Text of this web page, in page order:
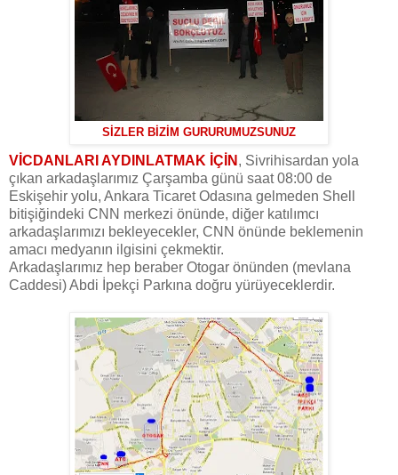
SİZLER BİZİM GURURUMUZSUNUZ
VİCDANLARI AYDINLATMAK İÇİN , Sivrihisardan yola
çıkan arkadaşlarımız Çarşamba günü saat 08:00 de
Eskişehir yolu, Ankara Ticaret Odasına gelmeden Shell
bitişiğindeki CNN merkezi önünde, diğer katılımcı
arkadaşlarımızı bekleyecekler, CNN önünde beklemenin
amacı medyanın ilgisini çekmektir.
Arkadaşlarımız hep beraber Otogar önünden (mevlana
Caddesi) Abdi İpekçi Parkına doğru yürüyeceklerdir.